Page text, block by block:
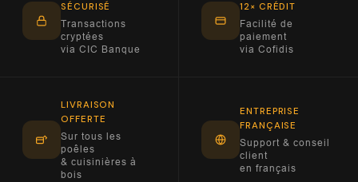
SÉCURISÉ
Transactions
cryptées
via CIC Banque
12× CRÉDIT
Facilité de
paiement
via Cofidis
LIVRAISON
OFFERTE
Sur tous les
poêles
& cuisinières à
bois
ENTREPRISE
FRANÇAISE
Support & conseil
client
en français